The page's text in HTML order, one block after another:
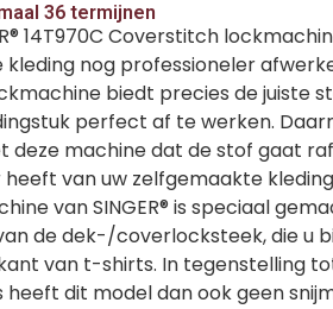
36 termijnen
14T970C Coverstitch
nog professioneler
biedt precies de juiste
perfect af te werken.
deze machine dat de stof gaat
van uw zelfgemaakte
van SINGER® is speciaal
de dek-/coverlocksteek, die u
van t-shirts. In tegenstelling
dit model dan ook geen